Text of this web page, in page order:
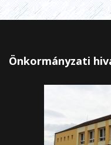
Önkormányzati